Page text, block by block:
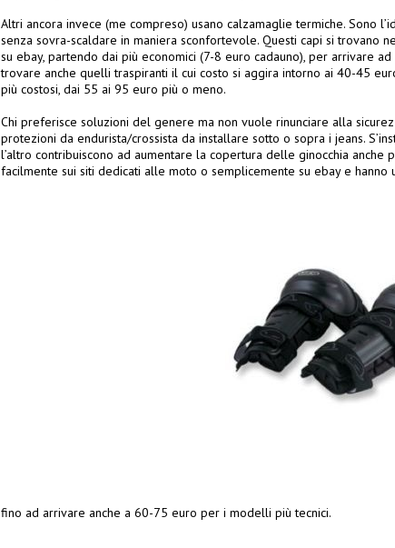
Altri ancora invece (me compreso) usano calzamaglie termiche. Sono
senza sovra-scaldare in maniera sconfortevole. Questi capi si trovano
su ebay, partendo dai più economici (7-8 euro cadauno), per arrivare
trovare anche quelli traspiranti il cui costo si aggira intorno ai 40-45
più costosi, dai 55 ai 95 euro più o meno.
Chi preferisce soluzioni del genere ma non vuole rinunciare alla
protezioni da endurista/crossista da installare sotto o sopra i jeans.
l’altro contribuiscono ad aumentare la copertura delle ginocchia anche
facilmente sui siti dedicati alle moto o semplicemente su ebay e
fino ad arrivare anche a 60-75 euro per i modelli più tecnici.